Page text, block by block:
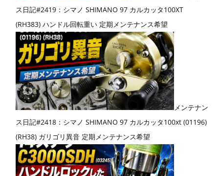
ス日記#2419：シマノ SHIMANO 97 カルカッタ100XT
(RH383) ハンドル回転重い 定期メンテナンス希望
メンテナン
ス日記#2418：シマノ SHIMANO 97 カルカッタ100xt (01196)
(RH38) ガリゴリ異音 定期メンテナンス希望